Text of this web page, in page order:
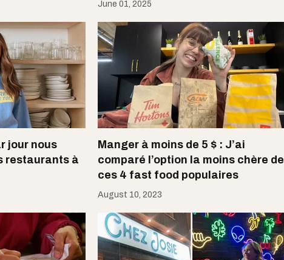
June 01, 2025
jour nous
restaurants à
Manger à moins de 5 $ : J’ai
comparé l’option la moins chère de
ces 4 fast food populaires
August 10, 2023